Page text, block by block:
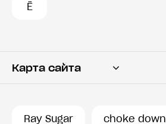
Ё
Карта сайта
Ray Sugar choke down